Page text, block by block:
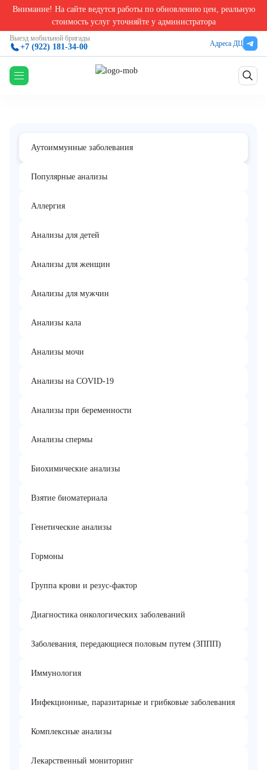
Внимание! На сайте ведутся работы по обновлению цен, реальную
стоимость услуг уточняйте у администратора
Выезд мобильной бригады
+7 (922) 181-34-00 Адреса ДЦ
Анализы на аутоиммунные заболевания Иммунологический тест
Иммунологический тест определения
моноспецифических агглютининов при
гемолитических анемиях
Аутоиммунные заболевания
Популярные анализы
Аллергия
Анализы для детей
Анализы для женщин
Анализы для мужчин
Анализы кала
Анализы мочи
Анализы на COVID-19
Анализы при беременности
Анализы спермы
Биохимические анализы
Взятие биоматериала
Генетические анализы
Гормоны
Группа крови и резус-фактор
Диагностика онкологических заболеваний
Заболевания, передающиеся половым путем (ЗППП)
Иммунология
Инфекционные, паразитарные и грибковые заболевания
Комплексные анализы
Лекарственный мониторинг